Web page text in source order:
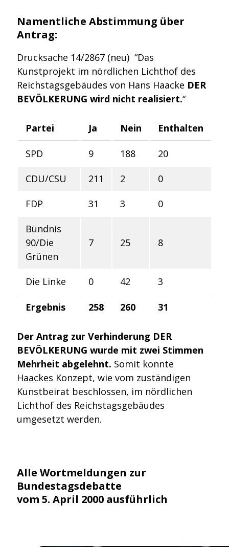
Namentliche Abstimmung über
Antrag:
Drucksache 14/2867 (neu) “Das
Kunstprojekt im nördlichen Lichthof des
Reichstagsgebäudes von Hans Haacke DER
BEVÖLKERUNG wird nicht realisiert.“
Partei Ja Nein Enthalten
SPD 9 188 20
CDU/CSU 211 2 0
FDP 31 3 0
Bündnis
90/Die
Grünen
7 25 8
Die Linke 0 42 3
Ergebnis 258 260 31
Der Antrag zur Verhinderung DER
BEVÖLKERUNG wurde mit zwei Stimmen
Mehrheit abgelehnt. Somit konnte
Haackes Konzept, wie vom zuständigen
Kunstbeirat beschlossen, im nördlichen
Lichthof des Reichstagsgebäudes
umgesetzt werden.
Alle Wortmeldungen zur
Bundestagsdebatte
vom 5. April 2000 ausführlich